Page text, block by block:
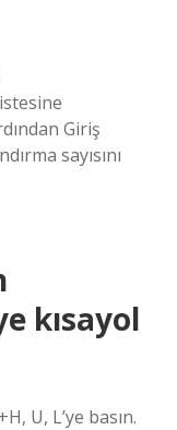
Giriş
sayısını
kısayol
U, L’ye basın.